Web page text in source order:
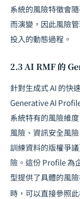
系統的風險特徵會
而演變，因此風險
投入的動態過程。
2.3 AI RMF 的
針對生成式 AI 的快
Generative AI
系統特有的風險維
風險、資訊安全風
訓練資料的版權爭
險。這份 Profile 為
型提供了具體的風
時，可以直接參照